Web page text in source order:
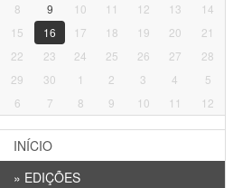
8
9 10 11 12 13
14
15
16 17 18 19 20
21
22
23 24 25 26 27
28
29
30 1 2 3 4
5
6
7 8 9 10 11 12
INÍCIO
» EDIÇÕES